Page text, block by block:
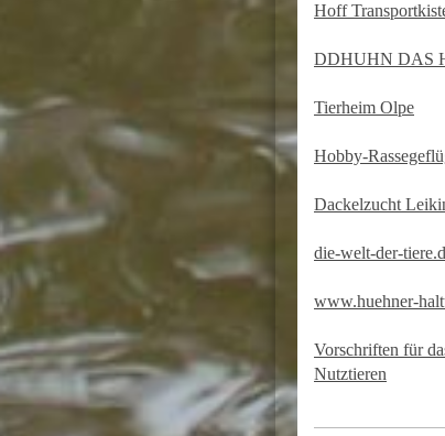
Hoff
DDHUHN DAS
Tierheim Olpe
Hobby-
Dackelzucht
die-welt-der-
www.huehner-
Vorschriften für
Nutztieren